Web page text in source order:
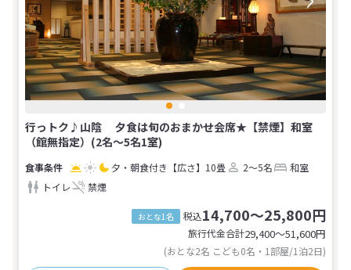
行っトク♪山陰 夕食は旬のおまかせ会席★【禁煙】和室
（館無指定）(2名～5名1室)
夕・朝食付き 【広さ】10畳 2～5名
和室
トイレ
禁煙
おとな1名 税込14,700～25,800円
旅行代金合計29,400〜51,600円
(おとな2名 こども0名・1部屋/1泊2日)